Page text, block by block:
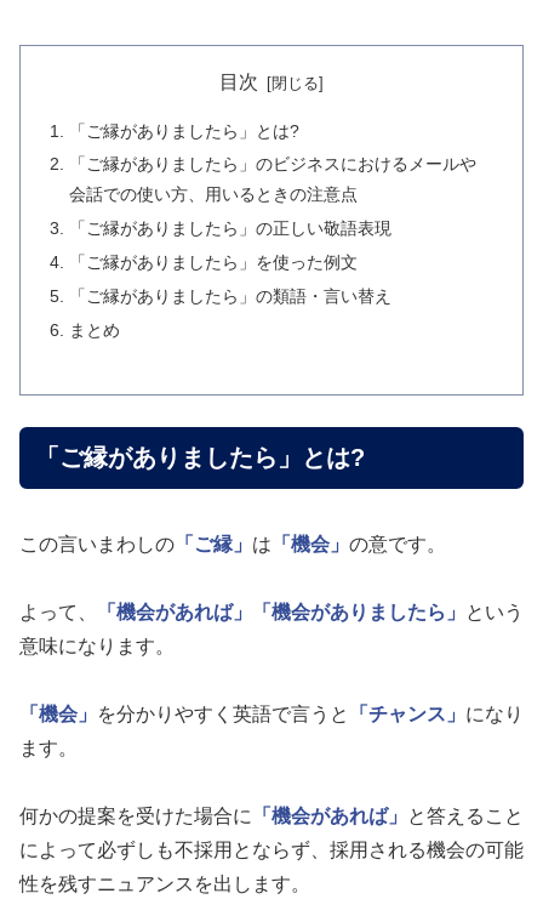
目次
「ご縁がありましたら」とは?
「ご縁がありましたら」のビジネスにおけるメールや
会話での使い方、用いるときの注意点
「ご縁がありましたら」の正しい敬語表現
「ご縁がありましたら」を使った例文
「ご縁がありましたら」の類語・言い替え
まとめ
「ご縁がありましたら」とは?
この言いまわしの 「ご縁」 は 「機会」 の意です。
よって、 「機会があれば」 「機会がありましたら」
という
意味になります。
「機会」 を分かりやすく英語で言うと 「チャンス」 になり
ます。
何かの提案を受けた場合に 「機会があれば」
と答えること
によって必ずしも不採用とならず、採用される機会の可能
性を残すニュアンスを出します。